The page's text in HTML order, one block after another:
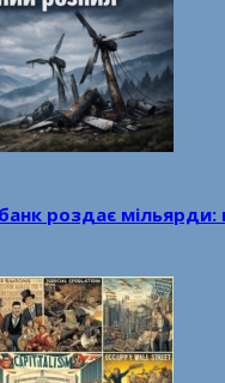
роздає мільярди: